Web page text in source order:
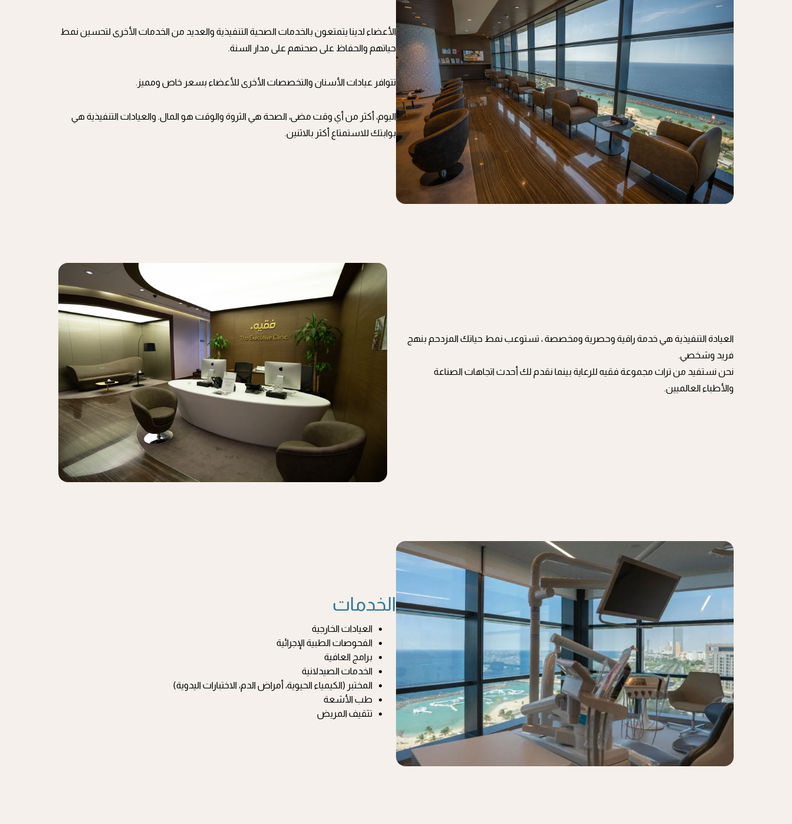
الأعضاء لدينا يتمتعون بالخدمات الصحية التنفيذية والعديد من الخدمات الأخرى لتحسين نمط
حياتهم والحفاظ على صحتهم على مدار السنة.
تتوافر عيادات الأسنان والتخصصات الأخرى للأعضاء بسعر خاص ومميز.
اليوم، أكثر من أي وقت مضى، الصحة هي الثروة والوقت هو المال. والعيادات التنفيذية هي
بوابتك للاستمتاع أكثر بالاثنين.
العيادة التنفيذية هي خدمة راقية وحصرية ومخصصة ، تستوعب نمط حياتك المزدحم بنهج
فريد وشخصي.
نحن نستفيد من تراث مجموعة فقيه للرعاية بينما نقدم لك أحدث اتجاهات الصناعة
والأطباء العالميين.
الخدمات
العيادات الخارجية
الفحوصات الطبية الإجرائية
برامج العافية
الخدمات الصيدلانية
المختبر (الكيمياء الحيوية، أمراض الدم، الاختبارات اليدوية)
طب الأشعة
تثقيف المريض